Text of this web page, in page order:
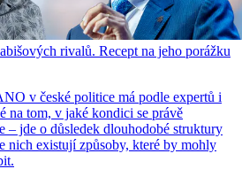
rivalů. Recept na jeho porážku
v české politice má podle expertů i
na tom, v jaké kondici se právě
– jde o důsledek dlouhodobé struktury
nich existují způsoby, které by mohly